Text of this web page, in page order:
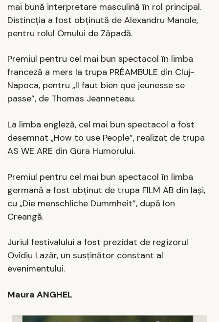
mai bună interpretare masculină în rol principal.
Distincția a fost obținută de Alexandru Manole,
pentru rolul Omului de Zăpadă.
Premiul pentru cel mai bun spectacol în limba
franceză a mers la trupa PRÉAMBULE din Cluj-
Napoca, pentru „Il faut bien que jeunesse se
passe”, de Thomas Jeanneteau.
La limba engleză, cel mai bun spectacol a fost
desemnat „How to use People”, realizat de trupa
AS WE ARE din Gura Humorului.
Premiul pentru cel mai bun spectacol în limba
germană a fost obținut de trupa FILM AB din Iași,
cu „Die menschliche Dummheit”, după Ion
Creangă.
Juriul festivalului a fost prezidat de regizorul
Ovidiu Lazăr, un susținător constant al
evenimentului.
Maura ANGHEL